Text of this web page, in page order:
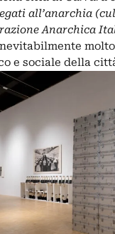
all’anarchia
Anarchica
e sociale della